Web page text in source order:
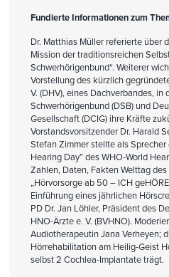
Fundierte Informationen zum
Dr. Matthias Müller referierte über
Mission der traditionsreichen
Schwerhörigenbund“. Weiterer
Vorstellung des kürzlich
V. (DHV), eines Dachverbandes, in
Schwerhörigenbund (DSB) und
Gesellschaft (DCIG) ihre Kräfte
Vorstandsvorsitzender Dr. Harald
Stefan Zimmer stellte als Sprecher
Hearing Day” des WHO-World
Zahlen, Daten, Fakten Welttag
„Hörvorsorge ab 50 – ICH
Einführung eines jährlichen
PD Dr. Jan Löhler, Präsident des
HNO-Ärzte e. V. (BVHNO).
Audiotherapeutin Jana Verheyen;
Hörrehabilitation am Heilig-Geist
selbst 2 Cochlea-Implantate trägt.